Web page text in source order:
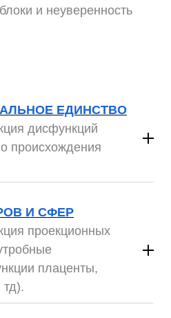
и неуверенность
ЕДИНСТВО
дисфункций
происхождения
И СФЕР
проекционных
плаценты,